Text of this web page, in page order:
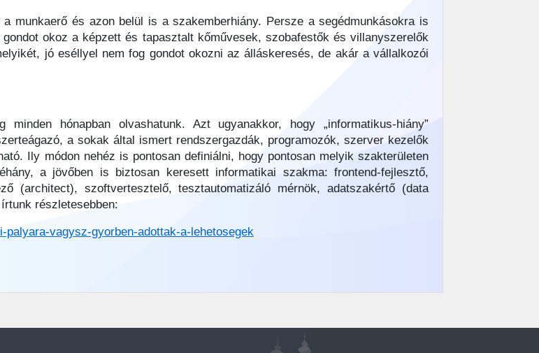
munkaerő és azon belül is a szakemberhiány. Persze a segédmunkásokra is
okoz a képzett és tapasztalt kőművesek, szobafestők és villanyszerelők
jó eséllyel nem fog gondot okozni az álláskeresés, de akár a vállalkozói
hónapban olvashatunk. Azt ugyanakkor, hogy „informatikus-hiány”
a sokak által ismert rendszergazdák, programozók, szerver kezelők
Ily módon nehéz is pontosan definiálni, hogy pontosan melyik szakterületen
a jövőben is biztosan keresett informatikai szakma: frontend-fejlesztő,
(architect), szoftvertesztelő, tesztautomatizáló mérnök, adatszakértő (data
részletesebben:
vagysz-gyorben-adottak-a-lehetosegek